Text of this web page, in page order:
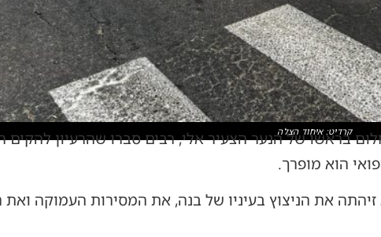
קרדיט: איחוד הצלה
בראשו של הנער הצעיר אלי, רבים סברו שהרעיון להקים
הוא מופרך.
את הניצוץ בעיניו של בנה, את המסירות העמוקה ואת